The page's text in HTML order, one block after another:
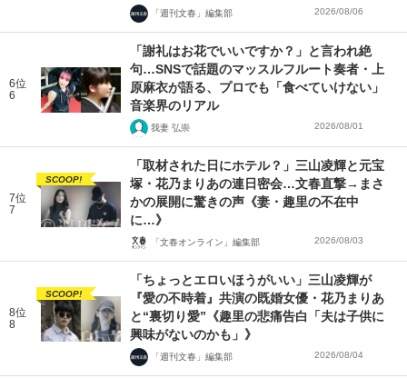
「週刊文春」編集部 2026/08/06
6位
6
「謝礼はお花でいいですか？」と言われ絶
句…SNSで話題のマッスルフルート奏者・上
原麻衣が語る、プロでも「食べていけない」
音楽界のリアル
我妻 弘崇 2026/08/01
7位
7
SCOOP!
「取材された日にホテル？」三山凌輝と元宝
塚・花乃まりあの連日密会…文春直撃→まさ
かの展開に驚きの声《妻・趣里の不在中
に…》
「文春オンライン」編集部 2026/08/03
8位
8
SCOOP!
「ちょっとエロいほうがいい」三山凌輝が
『愛の不時着』共演の既婚女優・花乃まりあ
と“裏切り愛”《趣里の悲痛告白「夫は子供に
興味がないのかも」》
「週刊文春」編集部 2026/08/04